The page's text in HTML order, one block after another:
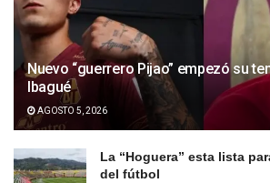
Nuevo “guerrero Pijao” empezó su
Ibagué
AGOSTO 5, 2026
La “Hoguera” esta lista
del fútbol